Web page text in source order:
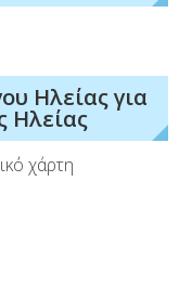
Ηλείας για
Ηλείας
χάρτη